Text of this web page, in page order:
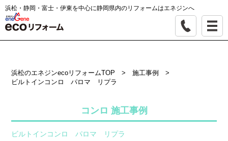
浜松・静岡・富士・伊東を中心に静岡県内のリフォームはエネジンへ
浜松のエネジンecoリフォームTOP >施工事例
>
ビルトインコンロ パロマ リプラ
コンロ 施工事例
ビルトインコンロ パロマ リプラ